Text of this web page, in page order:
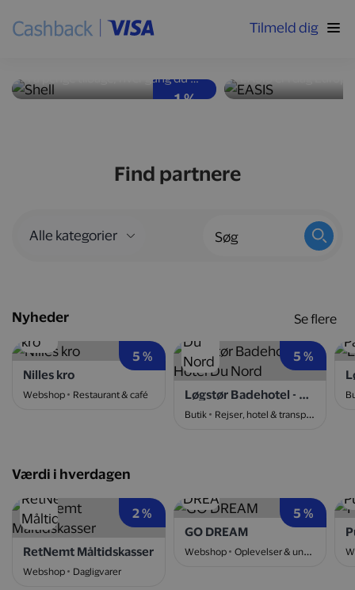
Tilmeld dig
1 %
Høj ydeevne og god
Få penge tilbage, hver gang du tanker bilen op hos Shell-stationer landet over.
Nyd velsmag
Find partnere
Nyheder
5 %
Nilles kro
Webshop Restaurant & café
5 %
Løgstør Badehotel - Hotel Du Nord
Butik Rejser, hotel & transport
Se flere
Værdi i hverdagen
2 %
RetNemt Måltidskasser
Webshop Dagligvarer
5 %
GO DREAM
Webshop Oplevelser & underholdning